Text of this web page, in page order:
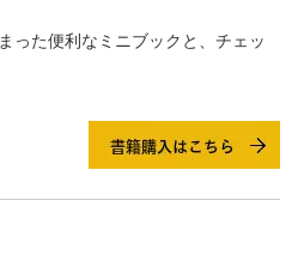
った便利なミニブックと、チェッ